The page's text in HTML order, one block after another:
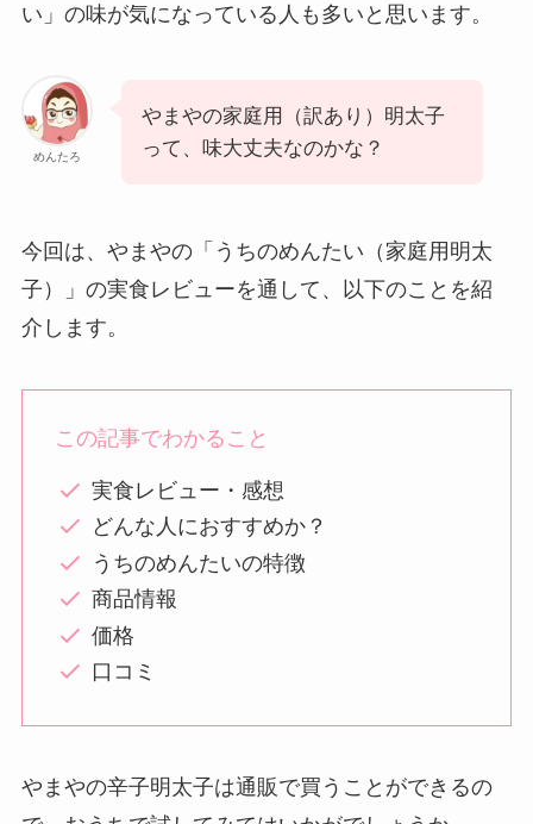
い」の味が気になっている人も多いと思います。
めんたろ
やまやの家庭用（訳あり）明太子
って、味大丈夫なのかな？
今回は、やまやの「うちのめんたい（家庭用明太
子）」の実食レビューを通して、以下のことを紹
介します。
この記事でわかること
実食レビュー・感想
どんな人におすすめか？
うちのめんたいの特徴
商品情報
価格
口コミ
やまやの辛子明太子は通販で買うことができるの